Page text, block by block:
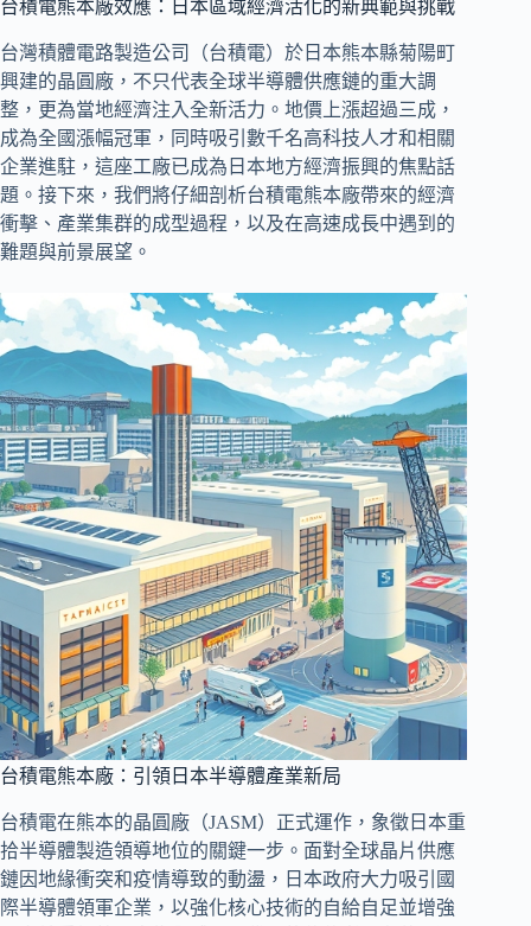
台積電熊本廠效應：日本區域經濟活化的新典範與挑戰
台灣積體電路製造公司（台積電）於日本熊本縣菊陽町
興建的晶圓廠，不只代表全球半導體供應鏈的重大調
整，更為當地經濟注入全新活力。地價上漲超過三成，
成為全國漲幅冠軍，同時吸引數千名高科技人才和相關
企業進駐，這座工廠已成為日本地方經濟振興的焦點話
題。接下來，我們將仔細剖析台積電熊本廠帶來的經濟
衝擊、產業集群的成型過程，以及在高速成長中遇到的
難題與前景展望。
台積電熊本廠：引領日本半導體產業新局
台積電在熊本的晶圓廠（JASM）正式運作，象徵日本重
拾半導體製造領導地位的關鍵一步。面對全球晶片供應
鏈因地緣衝突和疫情導致的動盪，日本政府大力吸引國
際半導體領軍企業，以強化核心技術的自給自足並增強